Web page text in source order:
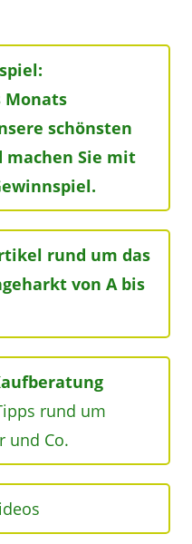
Monats
schönsten
machen Sie mit
rund um das
von A bis
rund um
und Co.